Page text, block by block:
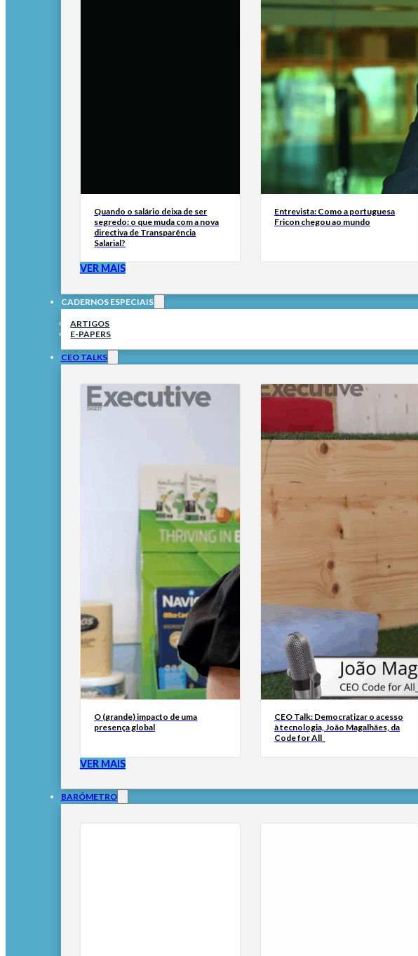
Quando o salário deixa de ser
segredo: o que muda com a nova
directiva de Transparência
Salarial?
Entrevista: Como a portuguesa
Fricon chegou ao mundo
VER MAIS
CADERNOS ESPECIAIS
ARTIGOS
E-PAPERS
CEO TALKS
O (grande) impacto de uma
presença global
CEO Talk: Democratizar o acesso
à tecnologia, João Magalhães, da
Code for All_
VER MAIS
BARÓMETRO